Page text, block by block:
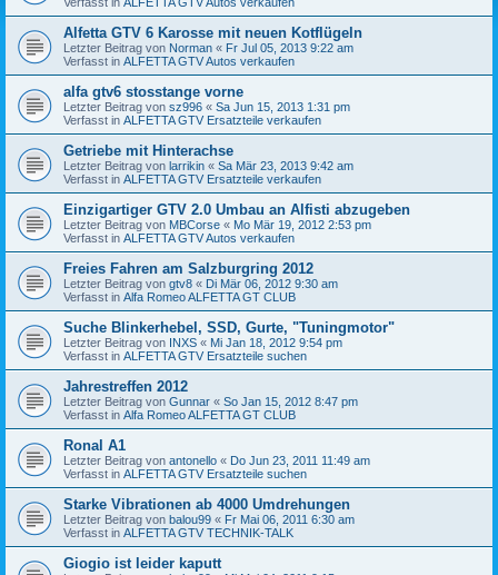
Alfetta GTV 6 Karosse mit neuen Kotflügeln
Letzter Beitrag von Norman « Fr Jul 05, 2013 9:22 am
Verfasst in ALFETTA GTV Autos verkaufen
alfa gtv6 stosstange vorne
Letzter Beitrag von sz996 « Sa Jun 15, 2013 1:31 pm
Verfasst in ALFETTA GTV Ersatzteile verkaufen
Getriebe mit Hinterachse
Letzter Beitrag von larrikin « Sa Mär 23, 2013 9:42 am
Verfasst in ALFETTA GTV Ersatzteile verkaufen
Einzigartiger GTV 2.0 Umbau an Alfisti abzugeben
Letzter Beitrag von MBCorse « Mo Mär 19, 2012 2:53 pm
Verfasst in ALFETTA GTV Autos verkaufen
Freies Fahren am Salzburgring 2012
Letzter Beitrag von gtv8 « Di Mär 06, 2012 9:30 am
Verfasst in Alfa Romeo ALFETTA GT CLUB
Suche Blinkerhebel, SSD, Gurte, "Tuningmotor"
Letzter Beitrag von INXS « Mi Jan 18, 2012 9:54 pm
Verfasst in ALFETTA GTV Ersatzteile suchen
Jahrestreffen 2012
Letzter Beitrag von Gunnar « So Jan 15, 2012 8:47 pm
Verfasst in Alfa Romeo ALFETTA GT CLUB
Ronal A1
Letzter Beitrag von antonello « Do Jun 23, 2011 11:49 am
Verfasst in ALFETTA GTV Ersatzteile suchen
Starke Vibrationen ab 4000 Umdrehungen
Letzter Beitrag von balou99 « Fr Mai 06, 2011 6:30 am
Verfasst in ALFETTA GTV TECHNIK-TALK
Giogio ist leider kaputt